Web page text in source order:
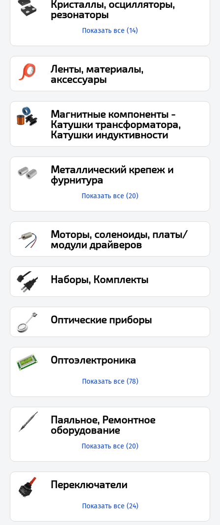
Кристаллы, осцилляторы,
резонаторы
Показать все (14)
Ленты, материалы,
аксессуары
Магнитные компоненты -
Катушки трансформатора,
Катушки индуктивности
Металлический крепеж и
фурнитура
Показать все (20)
Моторы, соленоиды, платы/
модули драйверов
Наборы, Комплекты
Оптические приборы
Оптоэлектроника
Показать все (78)
Паяльное, Ремонтное
оборудование
Показать все (20)
Переключатели
Показать все (24)